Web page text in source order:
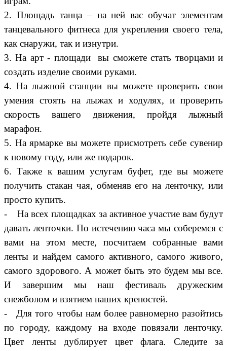
2. Площадь танца – на ней вас обучат элементам
танцевального фитнеса для укрепления своего тела,
как снаружи, так и изнутри.
3. На арт - площади вы сможете стать творцами и
создать изделие своими руками.
4. На лыжной станции вы можете проверить свои
умения стоять на лыжах и ходулях, и проверить
скорость вашего движения, пройдя лыжный
марафон.
5. На ярмарке вы можете присмотреть себе сувенир
к новому году, или же подарок.
6. Также к вашим услугам буфет, где вы можете
получить стакан чая, обменяв его на ленточку, или
просто купить.
- На всех площадках за активное участие вам будут
давать ленточки. По истечению часа мы соберемся с
вами на этом месте, посчитаем собранные вами
ленты и найдем самого активного, самого живого,
самого здорового. А может быть это будем мы все.
И завершим мы наш фестиваль дружеским
снежболом и взятием наших крепостей.
- Для того чтобы нам более равномерно разойтись
по городу, каждому на входе повязали ленточку.
Цвет ленты дублирует цвет флага. Следите за